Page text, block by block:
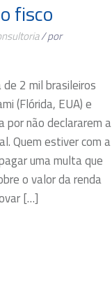
fisco
/ por
2 mil brasileiros
(Flórida, EUA) e
por não declararem a
Quem estiver com a
uma multa que
o valor da renda
[…]